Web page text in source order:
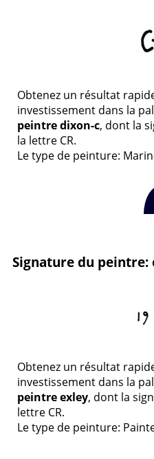
Obtenez un résultat
investissement dans la
peintre dixon-c, dont la
la lettre CR.
Le type de peinture:
Signature du peintre:
Obtenez un résultat
investissement dans la
peintre exley, dont la
lettre CR.
Le type de peinture: